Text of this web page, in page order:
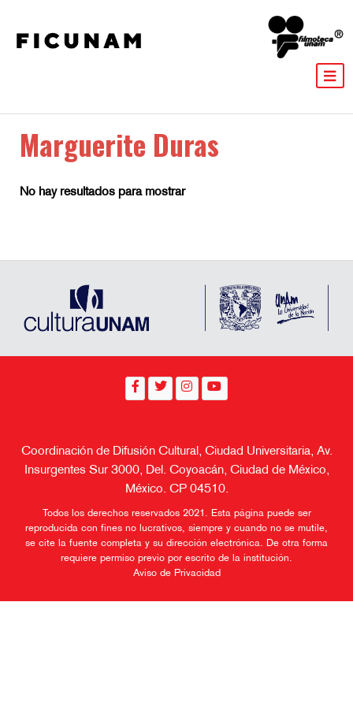
Marguerite Duras
No hay resultados para mostrar
Coordinación de Difusión Cultural, Ciudad Universitaria, Av.
Insurgentes Sur 3000, Del. Coyoacán, Ciudad de México,
México. CP 04510.
Todos los derechos reservados 2021. Esta página puede ser
reproducida con fines no lucrativos, siempre y cuando no se mutile,
se cite la fuente completa y su dirección electrónica. De otra forma
requiere permiso previo por escrito de la institución.
Aviso de Privacidad